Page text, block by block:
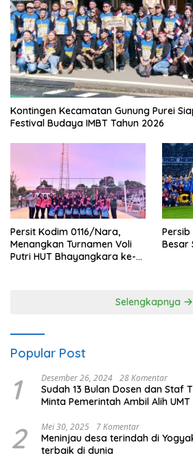
Kontingen Kecamatan Gunung Purei
Festival Budaya IMBT Tahun 2026
Persit Kodim 0116/Nara,
Menangkan Turnamen Voli
Putri HUT Bhayangkara ke-
Besar
Selengkapnya
Popular Post
1 Desember 26, 2024 28 Komentar
Sudah 13 Bulan Dosen dan Staf
Minta Pemerintah Ambil Alih UMT
2 Mei 30, 2025 7 Komentar
Meninjau desa terindah di
terbaik di dunia